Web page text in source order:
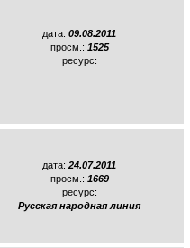
дата: 09.08.2011
просм.: 1525
ресурс:
дата: 24.07.2011
просм.: 1669
ресурс:
Русская народная линия